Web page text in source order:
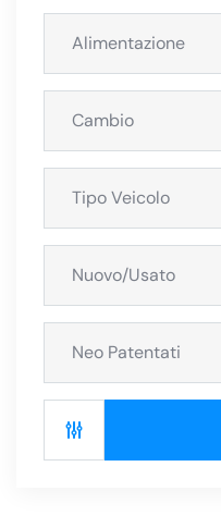
Alimentazione
Cambio
Tipo Veicolo
Nuovo/Usato
Neo Patentati